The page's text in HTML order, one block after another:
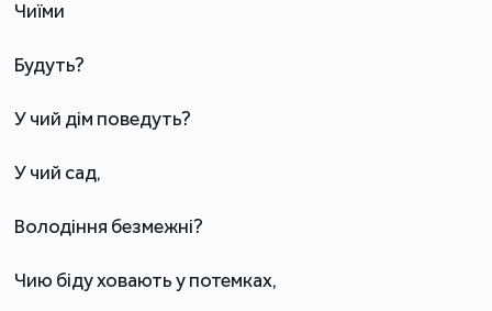
Чиїми
Будуть?
У чий дім поведуть?
У чий сад,
Володіння безмежні?
Чию біду ховають у потемках,